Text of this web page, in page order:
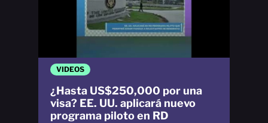
VIDEOS
¿Hasta US$250,000 por una
visa? EE. UU. aplicará nuevo
programa piloto en RD